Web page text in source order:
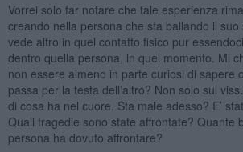
Vorrei solo far notare che tale esperienza
creando nella persona che sta ballando il
vede altro in quel contatto fisico pur
dentro quella persona, in quel momento. Mi
non essere almeno in parte curiosi di sapere
passa per la testa dell’altro? Non solo sul
di cosa ha nel cuore. Sta male adesso? E’
Quali tragedie sono state affrontate? Quante
persona ha dovuto affrontare?